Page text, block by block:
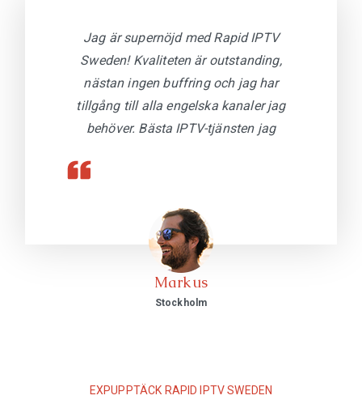
Jag är supernöjd med Rapid IPTV
Sweden! Kvaliteten är outstanding,
nästan ingen buffring och jag har
tillgång till alla engelska kanaler jag
behöver. Bästa IPTV-tjänsten jag
Markus
Stockholm
EXPUPPTÄCK RAPID IPTV SWEDEN